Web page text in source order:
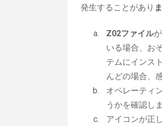
発生することがあり
Z02ファイル
いる場合、お
テムにインス
んどの場合、
オペレーティ
うかを確認しま
アイコンが正